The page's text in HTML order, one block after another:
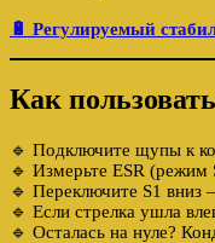
🔋 Регулируемый
Как
🔹 Подключите щупы к
🔹 Измерьте ESR
🔹 Переключите S1 вниз
🔹 Если стрелка ушла
🔹 Осталась на нуле?